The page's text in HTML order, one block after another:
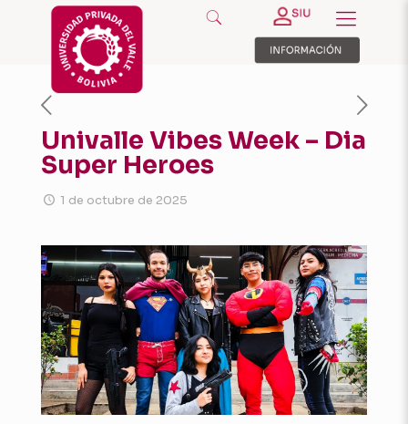
Univalle Vibes Week – Dia
Super Heroes
1 de octubre de 2025